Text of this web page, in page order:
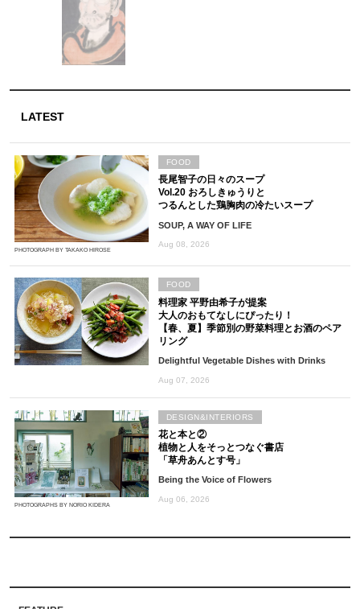
LATEST
PHOTOGRAPH BY TAKAKO HIROSE
長尾智子の日々のスープ
Vol.20 おろしきゅうりと
つるんとした鶏胸肉の冷たいスープ
SOUP, A WAY OF LIFE
Aug 08, 2026
FOOD
料理家 平野由希子が提案
大人のおもてなしにぴったり！
【春、夏】季節別の野菜料理とお酒のペア
リング
Delightful Vegetable Dishes with Drinks
Aug 07, 2026
FOOD
PHOTOGRAPHS BY NORIO KIDERA
花と本と②
植物と人をそっとつなぐ書店
「草舟あんとす号」
Being the Voice of Flowers
Aug 06, 2026
DESIGN&INTERIORS